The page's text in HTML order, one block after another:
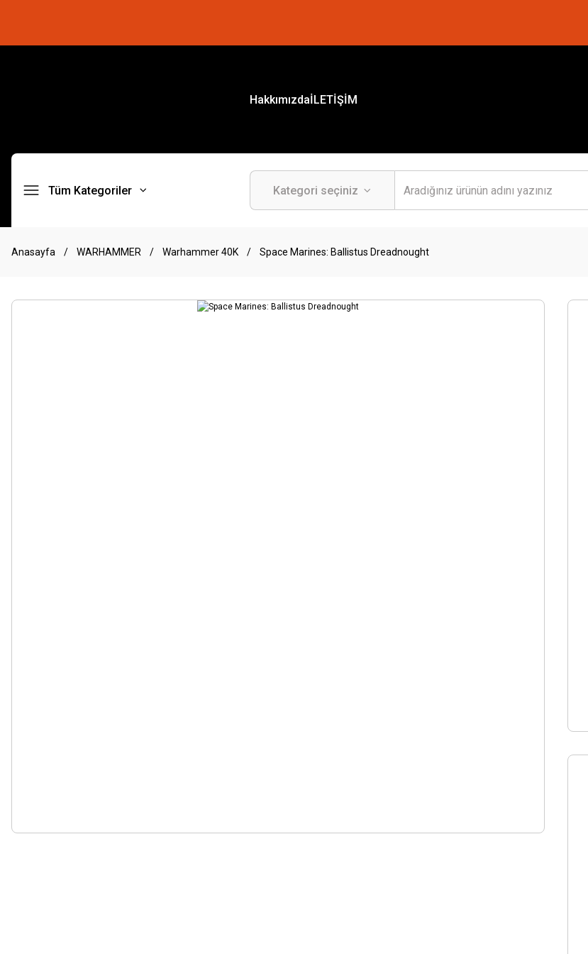
HakkımızdaİLETİŞİM
Tüm Kategoriler
Anasayfa WARHAMMER Warhammer 40K Space Marines: Ballistus Dreadnought